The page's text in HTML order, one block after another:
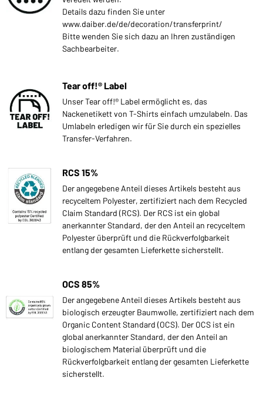
Details dazu finden Sie unter
www.daiber.de/de/decoration/transferprint/
Bitte wenden Sie sich dazu an Ihren zuständigen
Sachbearbeiter.
Tear off!® Label
Unser Tear off!® Label ermöglicht es, das
Nackenetikett von T-Shirts einfach umzulabeln. Das
Umlabeln erledigen wir für Sie durch ein spezielles
Transfer-Verfahren.
RCS 15%
Der angegebene Anteil dieses Artikels besteht aus
recyceltem Polyester, zertifiziert nach dem Recycled
Claim Standard (RCS). Der RCS ist ein global
anerkannter Standard, der den Anteil an recyceltem
Polyester überprüft und die Rückverfolgbarkeit
entlang der gesamten Lieferkette sicherstellt.
OCS 85%
Der angegebene Anteil dieses Artikels besteht aus
biologisch erzeugter Baumwolle, zertifiziert nach dem
Organic Content Standard (OCS). Der OCS ist ein
global anerkannter Standard, der den Anteil an
biologischem Material überprüft und die
Rückverfolgbarkeit entlang der gesamten Lieferkette
sicherstellt.